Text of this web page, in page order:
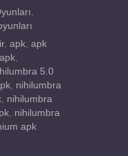
, apk apk
5.0
nihilumbra
nihilumbra
nihilumbra
apk